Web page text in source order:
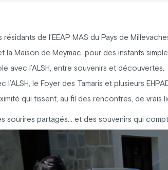
résidants de l’EEAP MAS du Pays de
la Maison de Meymac, pour des instants
avec l’ALSH, entre souvenirs et découvertes.
l’ALSH, le Foyer des Tamaris et plusieurs
qui tissent, au fil des rencontres, de vrais
sourires partagés… et des souvenirs qui